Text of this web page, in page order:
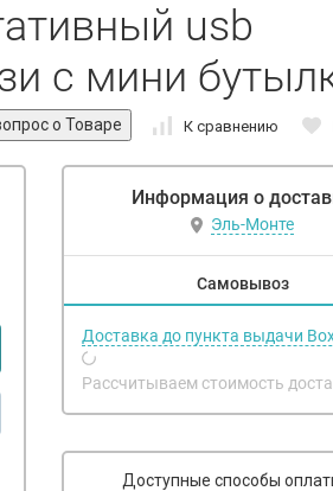
usb
с мини
К сравнению
Информация о
Эль-Монте
Самовывоз
Доставка до пункта выдачи
Рассчитываем стоимость
Доступные способы